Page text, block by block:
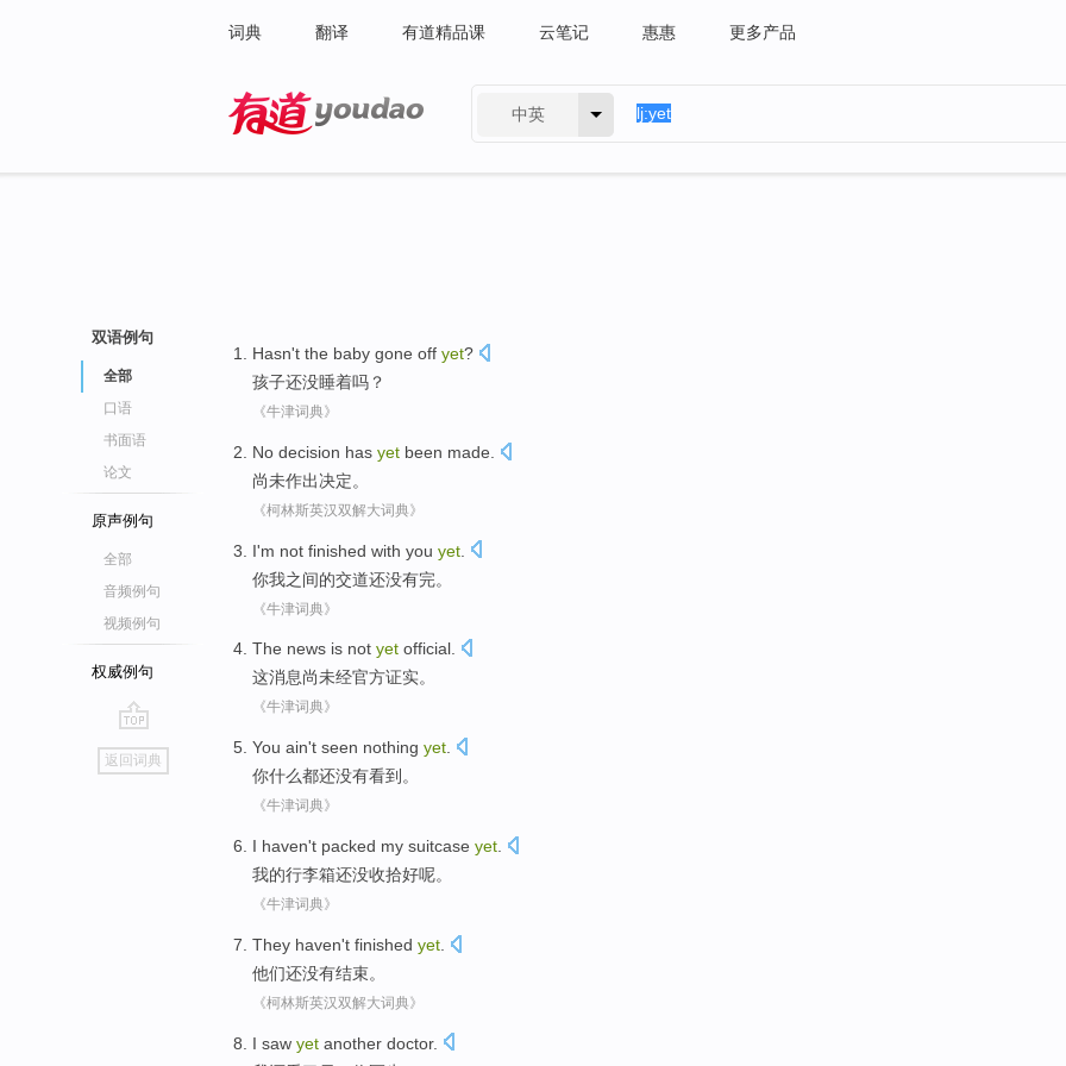
词典 翻译 有道精品课 云笔记 惠惠 更多产品
中英
双语例句
全部
口语
书面语
论文
原声例句
全部
音频例句
视频例句
权威例句
go
top
返回词典
Hasn't the baby gone off yet?
孩子还没睡着吗？
《牛津词典》
No decision has yet been made
尚未作出决定。
《柯林斯英汉双解大词典》
I'm not finished with you yet
你我之间的交道还没有完。
《牛津词典》
The news is not yet official.
这消息尚未经官方证实。
《牛津词典》
You ain't seen nothing yet
你什么都还没有看到 。
《牛津词典》
I haven't packed my suitcase yet
我的行李箱还没收拾好呢。
《牛津词典》
They haven't finished yet
他们还没有结束。
《柯林斯英汉双解大词典》
I saw yet another doctor.